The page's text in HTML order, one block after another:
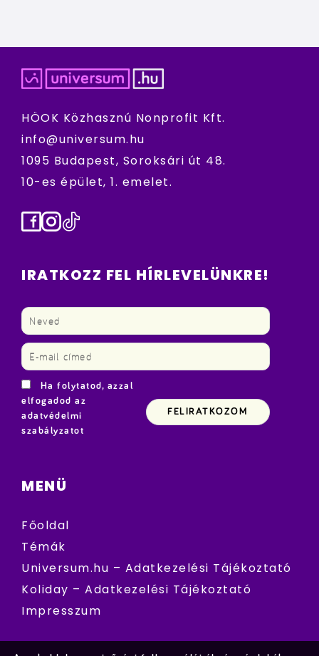
HÖOK Közhasznú Nonprofit Kft.
info@universum.hu
1095 Budapest, Soroksári út 48.
10-es épület, 1. emelet.
Facebook
Instagram
TikTok
IRATKOZZ FEL HÍRLEVELÜNKRE!
Ha folytatod, azzal
elfogadod az
adatvédelmi
szabályzatot
MENÜ
Főoldal
Témák
Universum.hu – Adatkezelési Tájékoztató
Koliday – Adatkezelési Tájékoztató
Impresszum